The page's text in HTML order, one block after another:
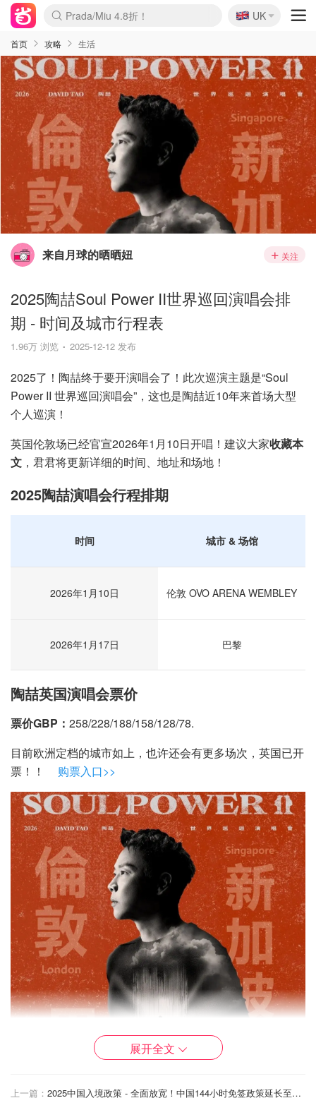
麦卢卡蜂蜜夏促！个位数！
Prada/Miu 4.8折！
啥？必胜客披萨5折！
🇬🇧
UK
首页 攻略 生活
来自月球的晒晒妞 关注
2025陶喆Soul Power II世界巡回演唱会排
期 - 时间及城市行程表
1.96万 浏览 2025-12-12 发布
2025了！陶喆终于要开演唱会了！此次巡演主题是“Soul
Power II 世界巡回演唱会”，这也是陶喆近10年来首场大型
个人巡演！
英国伦敦场已经官宣2026年1月10日开唱！建议大家收藏本
文 ，君君将更新详细的时间、地址和场地！
2025陶喆演唱会行程排期
时间 城市 & 场馆
2026年1月10日 伦敦 OVO ARENA WEMBLEY
2026年1月17日 巴黎
陶喆英国演唱会票价
票价GBP： 258/228/188/158/128/78.
目前欧洲定档的城市如上，也许还会有更多场次，英国已开
票！！
购票入口>>
展开全文
上一篇：
2025中国入境政策 - 全面放宽！中国144小时免签政策延长至240小时（10天）！